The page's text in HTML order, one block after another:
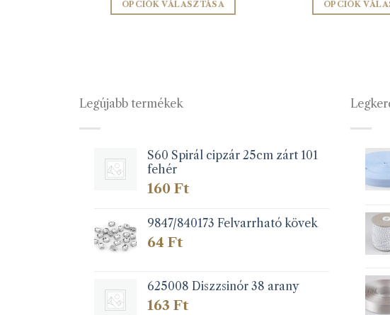
OPCIÓK VÁLASZTÁSA
van.
a
termékoldalon
választhatók
OPCIÓK
a
Legújabb termékek
S60 Spirál cipzár 25cm zárt 101
fehér
160 Ft
9847/840173 Felvarrható kövek
64 Ft
625008 Diszzsinór 38 arany
163 Ft